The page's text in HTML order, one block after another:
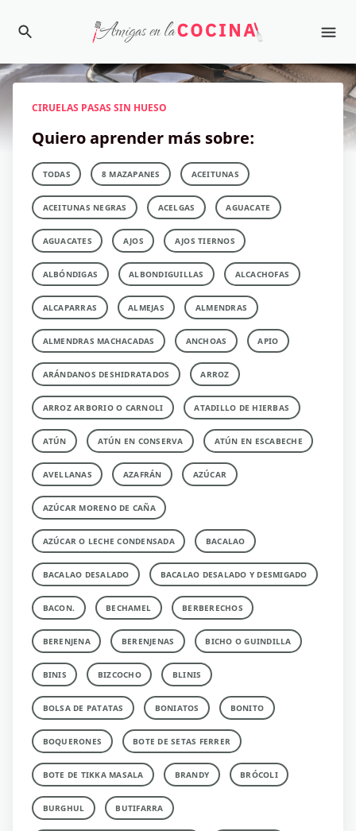
CIRUELAS PASAS SIN HUESO
Quiero aprender más sobre:
TODAS 8 MAZAPANES ACEITUNAS
ACEITUNAS NEGRAS ACELGAS AGUACATE
AGUACATES AJOS AJOS TIERNOS
ALBÓNDIGAS ALBONDIGUILLAS ALCACHOFAS
ALCAPARRAS ALMEJAS ALMENDRAS
ALMENDRAS MACHACADAS ANCHOAS APIO
ARÁNDANOS DESHIDRATADOS ARROZ
ARROZ ARBORIO O CARNOLI ATADILLO DE HIERBAS
ATÚN ATÚN EN CONSERVA ATÚN EN ESCABECHE
AVELLANAS AZAFRÁN AZÚCAR
AZÚCAR MORENO DE CAÑA
AZÚCAR O LECHE CONDENSADA BACALAO
BACALAO DESALADO BACALAO DESALADO Y DESMIGADO
BACON. BECHAMEL BERBERECHOS
BERENJENA BERENJENAS BICHO O GUINDILLA
BINIS BIZCOCHO BLINIS
BOLSA DE PATATAS BONIATOS BONITO
BOQUERONES BOTE DE SETAS FERRER
BOTE DE TIKKA MASALA BRANDY BRÓCOLI
BURGHUL BUTIFARRA